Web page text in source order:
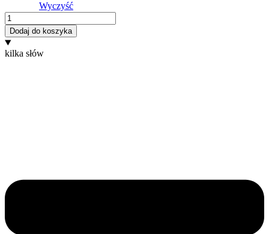
Wyczyść
ilość
Mocha
Dodaj do koszyka
kilka słów